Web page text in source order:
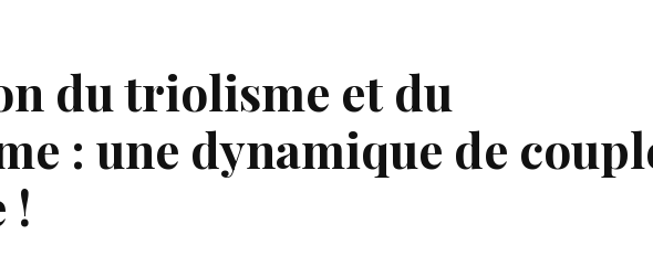
du triolisme et du
: une dynamique de
!